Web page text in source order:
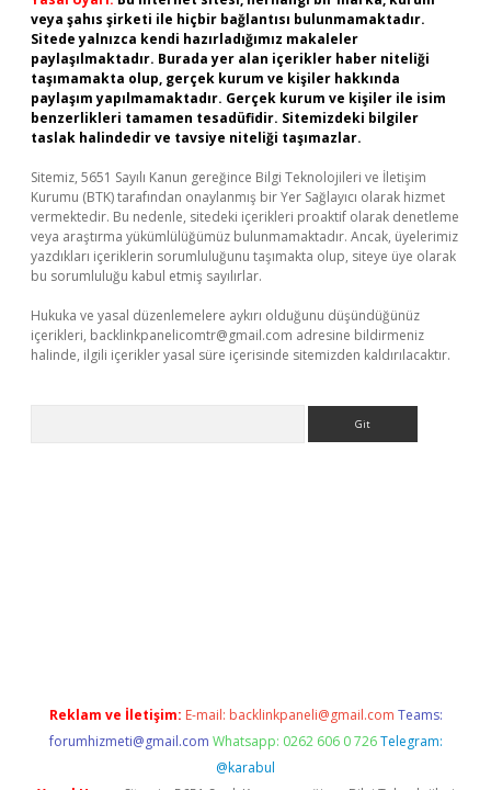
veya şahıs şirketi ile hiçbir bağlantısı bulunmamaktadır.
Sitede yalnızca kendi hazırladığımız makaleler
paylaşılmaktadır. Burada yer alan içerikler haber niteliği
taşımamakta olup, gerçek kurum ve kişiler hakkında
paylaşım yapılmamaktadır. Gerçek kurum ve kişiler ile isim
benzerlikleri tamamen tesadüfidir. Sitemizdeki bilgiler
taslak halindedir ve tavsiye niteliği taşımazlar.
Sitemiz, 5651 Sayılı Kanun gereğince Bilgi Teknolojileri ve İletişim
Kurumu (BTK) tarafından onaylanmış bir Yer Sağlayıcı olarak hizmet
vermektedir. Bu nedenle, sitedeki içerikleri proaktif olarak denetleme
veya araştırma yükümlülüğümüz bulunmamaktadır. Ancak, üyelerimiz
yazdıkları içeriklerin sorumluluğunu taşımakta olup, siteye üye olarak
bu sorumluluğu kabul etmiş sayılırlar.
Hukuka ve yasal düzenlemelere aykırı olduğunu düşündüğünüz
içerikleri, backlinkpanelicomtr@gmail.com adresine bildirmeniz
halinde, ilgili içerikler yasal süre içerisinde sitemizden kaldırılacaktır.
Reklam ve İletişim: E-mail: backlinkpaneli@gmail.com Teams:
forumhizmeti@gmail.com Whatsapp: 0262 606 0 726 Telegram:
@karabul